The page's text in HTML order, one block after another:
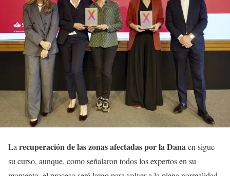
La recuperación de las zonas afectadas por la Danaen sigue
su curso, aunque, como señalaron todos los expertos en su